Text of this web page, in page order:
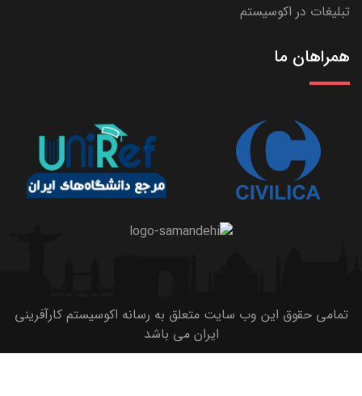
تبلیغات در اکوسیستم
همراهان ما
تمامی حقوق این وب سایت متعلق به رسانه اکوسیستم کارآفرینی
ایران می باشد